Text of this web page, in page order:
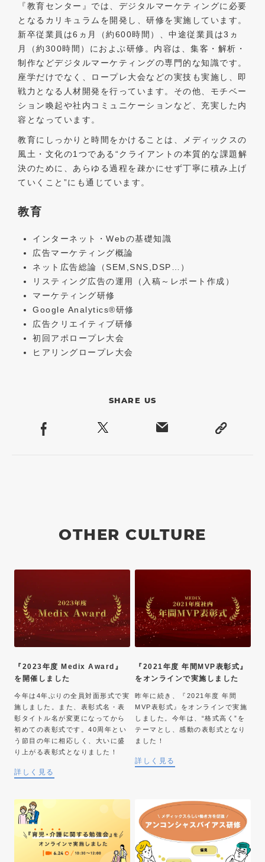
『教育センター』では、デジタルマーケティングに必要
となるカリキュラムを開発し、研修を実施しています。
新卒従業員は6ヵ月（約600時間）、中途従業員は3ヵ
月（約300時間）におよぶ研修。内容は、集客・解析・
制作などデジタルマーケティングの専門的な知識です。
座学だけでなく、ロープレ大会などの実技も実施し、即
戦力となる人材開発を行っています。その他、モチベー
ション喚起や社内コミュニケーションなど、充実した内
容となっています。
教育にしっかりと時間をかけることは、メディックスの
風土・文化の1つである“クライアントの本質的な課題解
決のために、あらゆる過程を疎かにせず丁寧に積み上げ
ていくこと”にも通じています。
教育
インターネット・Webの基礎知識
広告マーケティング概論
ネット広告総論（SEM,SNS,DSP…）
リスティング広告の運用（入稿～レポート作成）
マーケティング研修
Google Analytics®研修
広告クリエイティブ研修
初回アポロープレ大会
ヒアリングロープレ大会
SHARE US
OTHER CULTURE
『2023年度 Medix Award』
を開催しました
今年は4年ぶりの全員対面形式で実
施しました。また、表彰式名・表
彰タイトル名が変更になってから
初めての表彰式です。40周年とい
う節目の年に相応しく、大いに盛
り上がる表彰式となりました！
詳しく見る
『2021年度 年間MVP表彰式』
をオンラインで実施しました
昨年に続き、『2021年度 年間
MVP表彰式』をオンラインで実施
しました。今年は、“格式高く”を
テーマとし、感動の表彰式となり
ました！
詳しく見る